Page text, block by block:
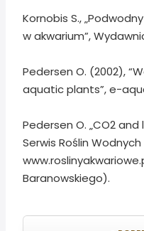
Kornobis S.,
w akwarium”,
Pedersen O. (2002),
aquatic plants”, e-
Pedersen O. „CO2
Serwis Roślin
Baranowskiego).